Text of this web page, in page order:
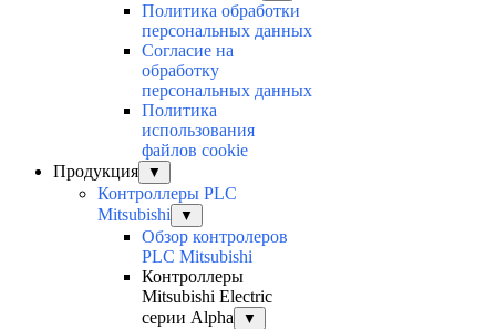
Политика обработки
персональных данных
Согласие на
обработку
персональных данных
Политика
использования
файлов cookie
Продукция
▼
Контроллеры PLC
Mitsubishi
▼
Обзор контролеров
PLC Mitsubishi
Контроллеры
Mitsubishi Electric
серии Alpha
▼